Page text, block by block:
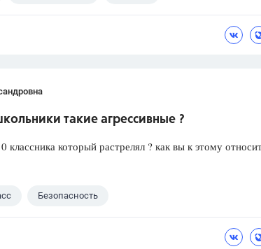
такие агрессивные ?
классника который растрелял ? как вы к этому
Безопасность